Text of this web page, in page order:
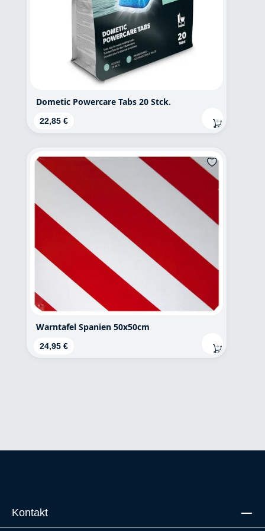
Dometic Powercare Tabs 20 Stck.
Regulärer Preis:
22,85 €
Warntafel Spanien 50x50cm
Regulärer Preis:
24,95 €
Kontakt